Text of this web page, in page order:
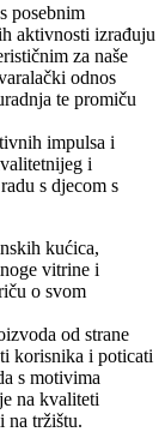
posebnim
aktivnosti izrađuju
za naše
odnos
te promiču
impulsa i
i
s djecom s
kućica,
vitrine i
o svom
od strane
korisnika i poticati
s motivima
na kvaliteti
na tržištu.